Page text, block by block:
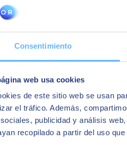
Consentimiento
web usa cookies
de este sitio web se usan
el tráfico. Además,
publicidad y análisis
recopilado a partir del uso
Politécnica de Catalunya. Su